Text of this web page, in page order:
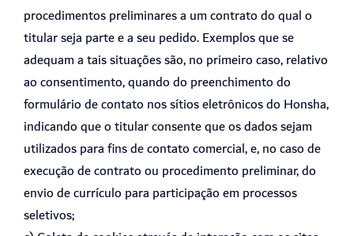
procedimentos preliminares a um contrato do qual o
titular seja parte e a seu pedido. Exemplos que se
adequam a tais situações são, no primeiro caso, relativo
ao consentimento, quando do preenchimento do
formulário de contato nos sítios eletrônicos do Honsha,
indicando que o titular consente que os dados sejam
utilizados para fins de contato comercial, e, no caso de
execução de contrato ou procedimento preliminar, do
envio de currículo para participação em processos
seletivos;